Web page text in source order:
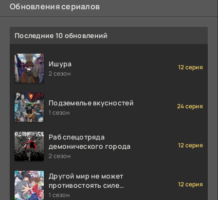
Обновления сериалов
Последние 10 обновлений
Ишура
2 сезон
12 серия
Подземелье вкусностей
1 сезон
24 серия
Раб спецотряда
демонического города
2 сезон
12 серия
Другой мир не может
противостоять силе
мгновенной смерти
1 сезон
12 серия